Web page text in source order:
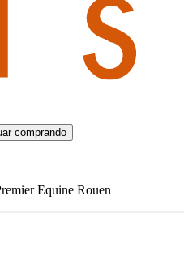
comprando
Equine Rouen